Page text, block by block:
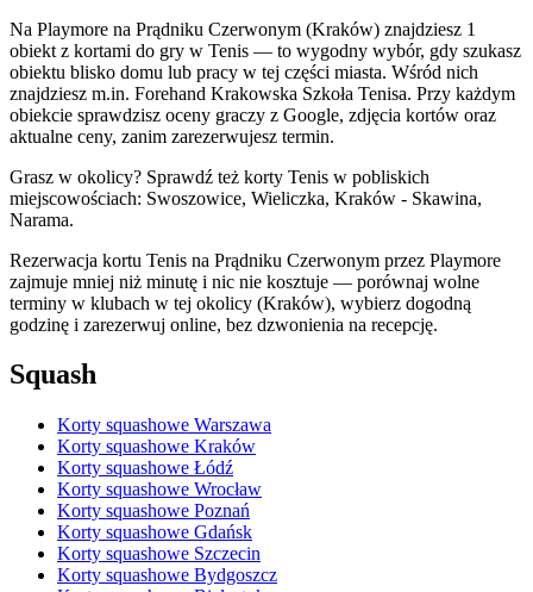
Na Playmore na Prądniku Czerwonym (Kraków) znajdziesz 1
obiekt z kortami do gry w Tenis — to wygodny wybór, gdy szukasz
obiektu blisko domu lub pracy w tej części miasta. Wśród nich
znajdziesz m.in. Forehand Krakowska Szkoła Tenisa. Przy każdym
obiekcie sprawdzisz oceny graczy z Google, zdjęcia kortów oraz
aktualne ceny, zanim zarezerwujesz termin.
Grasz w okolicy? Sprawdź też korty Tenis w pobliskich
miejscowościach: Swoszowice, Wieliczka, Kraków - Skawina,
Narama.
Rezerwacja kortu Tenis na Prądniku Czerwonym przez Playmore
zajmuje mniej niż minutę i nic nie kosztuje — porównaj wolne
terminy w klubach w tej okolicy (Kraków), wybierz dogodną
godzinę i zarezerwuj online, bez dzwonienia na recepcję.
Squash
Korty squashowe Warszawa
Korty squashowe Kraków
Korty squashowe Łódź
Korty squashowe Wrocław
Korty squashowe Poznań
Korty squashowe Gdańsk
Korty squashowe Szczecin
Korty squashowe Bydgoszcz